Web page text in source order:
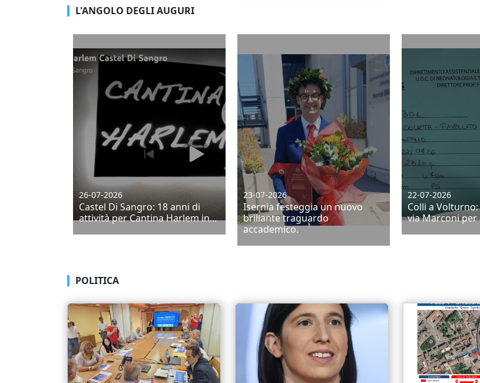
L'ANGOLO DEGLI AUGURI
26-07-2026
Castel Di Sangro: 18 anni di
attività per Cantina Harlem in...
23-07-2026
Isernia festeggia un nuovo
brillante traguardo
accademico.
22-07-2026
Colli a
via Marconi per
POLITICA